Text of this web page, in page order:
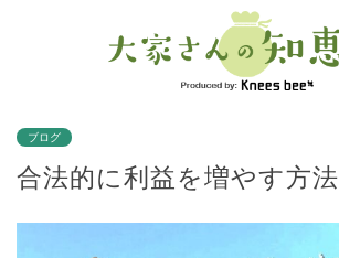
ブログ
合法的に利益を増やす方